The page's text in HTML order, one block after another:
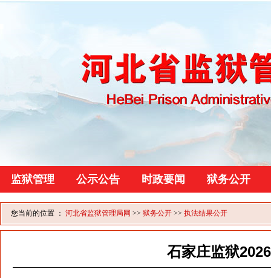
监狱管理 公示公告 时政要闻 狱务公开
您当前的位置 ： 河北省监狱管理局网 >> 狱务公开 >> 执法结果公开
石家庄监狱